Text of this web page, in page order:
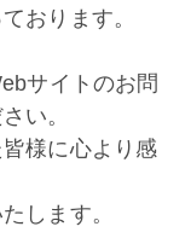
おります。
サイトのお問
い。
様に心より感
します。